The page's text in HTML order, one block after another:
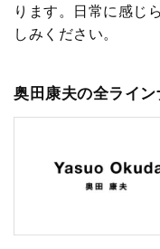
ります。日常に感じ
しみください。
奥田康夫の全ライ